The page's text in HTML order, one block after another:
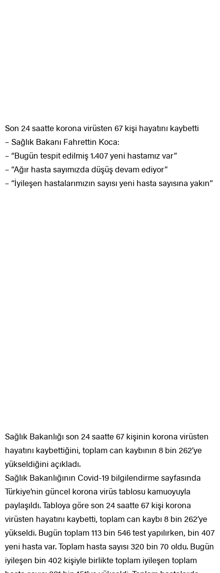
Son 24 saatte korona virüsten 67 kişi hayatını kaybetti
– Sağlık Bakanı Fahrettin Koca:
– “Bugün tespit edilmiş 1.407 yeni hastamız var”
– “Ağır hasta sayımızda düşüş devam ediyor”
– “İyileşen hastalarımızın sayısı yeni hasta sayısına yakın”
Sağlık Bakanlığı son 24 saatte 67 kişinin korona virüsten
hayatını kaybettiğini, toplam can kaybının 8 bin 262’ye
yükseldiğini açıkladı.
Sağlık Bakanlığının Covid-19 bilgilendirme sayfasında
Türkiye’nin güncel korona virüs tablosu kamuoyuyla
paylaşıldı. Tabloya göre son 24 saatte 67 kişi korona
virüsten hayatını kaybetti, toplam can kaybı 8 bin 262’ye
yükseldi. Bugün toplam 113 bin 546 test yapılırken, bin 407
yeni hasta var. Toplam hasta sayısı 320 bin 70 oldu. Bugün
iyileşen bin 402 kişiyle birlikte toplam iyileşen toplam